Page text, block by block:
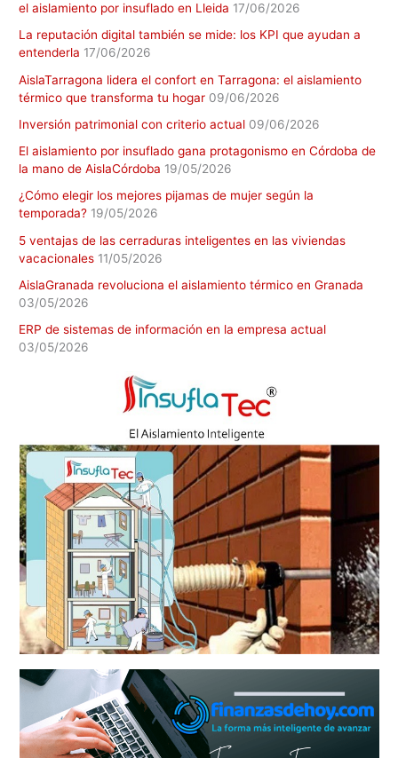
el aislamiento por insuflado en Lleida 17/06/2026
La reputación digital también se mide: los KPI que ayudan a
entenderla 17/06/2026
AislaTarragona lidera el confort en Tarragona: el aislamiento
térmico que transforma tu hogar 09/06/2026
Inversión patrimonial con criterio actual 09/06/2026
El aislamiento por insuflado gana protagonismo en Córdoba de
la mano de AislaCórdoba 19/05/2026
¿Cómo elegir los mejores pijamas de mujer según la
temporada? 19/05/2026
5 ventajas de las cerraduras inteligentes en las viviendas
vacacionales 11/05/2026
AislaGranada revoluciona el aislamiento térmico en Granada
03/05/2026
ERP de sistemas de información en la empresa actual
03/05/2026